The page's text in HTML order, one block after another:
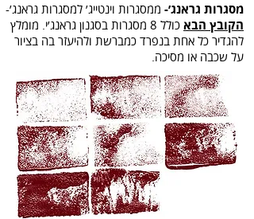
מסגרות גראנג׳- ממסגרות וינטייג׳ למסגרות גראנג׳-
הקובץ הבא
כולל 8 מסגרות בסגנון גראנג׳י. מומלץ
להגדיר כל אחת בנפרד כמברשת ולהיעזר בה בציור
על שכבה או מסיכה.